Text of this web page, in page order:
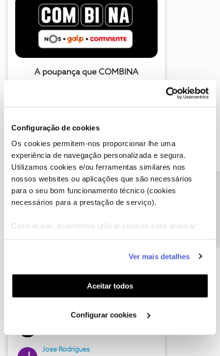
Configuração de cookies
Os cookies permitem-nos proporcionar lhe uma
experiência de navegação personalizada e segura.
Utilizamos cookies e/ou ferramentas similares nos
nossos websites ou aplicações que são necessários
para o seu bom funcionamento técnico (cookies
necessários para a prestação de serviço).
Caso aceite, poderemos utilizar cookies para analisar
funcionalidades (cookies de personalização e
funcionalidade) e adaptar anúncios aos seus interesses
(cookies de publicidade personalizada). Pode gerir a
utilização dos cookies clicando em "Configurar
Ver mais detalhes
Aceitar todos
Configurar cookies
A poupança que COMBINA
Descubra as novidades de junho
Hall of Fame de junho
Jose Rodrigues